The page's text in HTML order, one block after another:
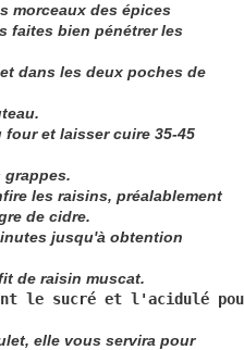
morceaux des épices
faites bien pénétrer les
dans les deux poches de
et laisser cuire 35-45
grappes.
les raisins, préalablement
de cidre.
jusqu'à obtention
de raisin muscat.
le sucré et l'acidulé
elle vous servira pour